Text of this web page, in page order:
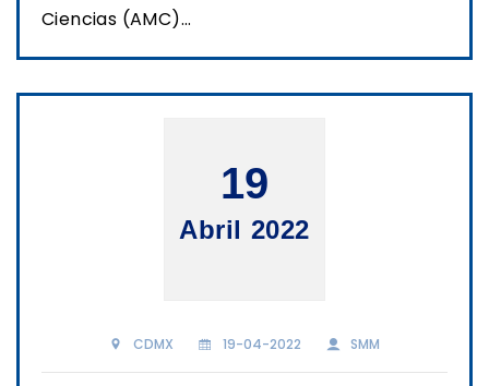
Ciencias (AMC)...
19
Abril 2022
CDMX 19-04-2022 SMM